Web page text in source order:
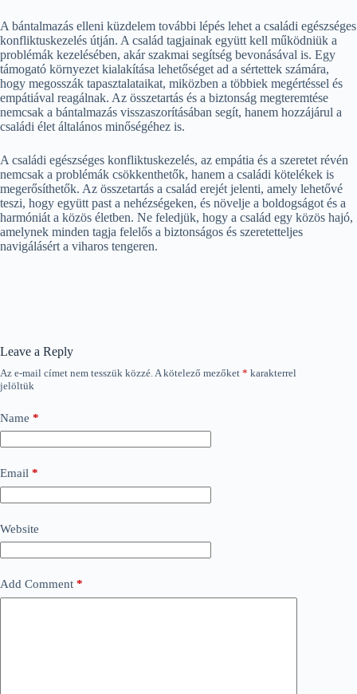
A bántalmazás elleni küzdelem további lépés lehet a családi egészséges
konfliktuskezelés útján. A család tagjainak együtt kell működniük a
problémák kezelésében, akár szakmai segítség bevonásával is. Egy
támogató környezet kialakítása lehetőséget ad a sértettek számára,
hogy megosszák tapasztalataikat, miközben a többiek megértéssel és
empátiával reagálnak. Az összetartás és a biztonság megteremtése
nemcsak a bántalmazás visszaszorításában segít, hanem hozzájárul a
családi élet általános minőségéhez is.
A családi egészséges konfliktuskezelés, az empátia és a szeretet révén
nemcsak a problémák csökkenthetők, hanem a családi kötelékek is
megerősíthetők. Az összetartás a család erejét jelenti, amely lehetővé
teszi, hogy együtt past a nehézségeken, és növelje a boldogságot és a
harmóniát a közös életben. Ne feledjük, hogy a család egy közös hajó,
amelynek minden tagja felelős a biztonságos és szeretetteljes
navigálásért a viharos tengeren.
Leave a Reply
Az e-mail címet nem tesszük közzé. A kötelező mezőket * karakterrel
jelöltük
Name *
Email *
Website
Add Comment *